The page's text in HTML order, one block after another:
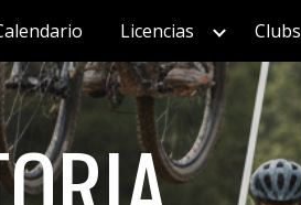
Skip to navigation
Licencias Clubs